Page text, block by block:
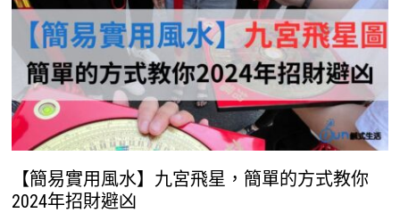
【簡易實用風水】九宮飛星，簡單的方式教你
2024年招財避凶